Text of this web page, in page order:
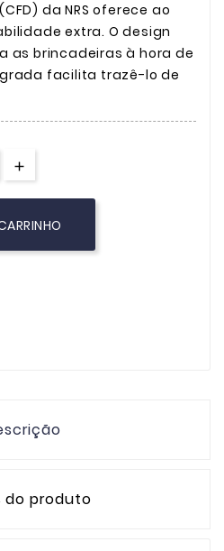
da NRS oferece ao
extra. O design
as brincadeiras à hora de
facilita trazê-lo de
do produto